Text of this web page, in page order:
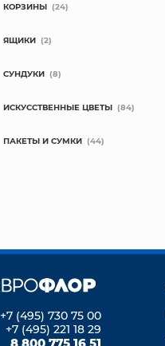
КОРЗИНЫ (24)
ЯЩИКИ (2)
СУНДУКИ (8)
ИСКУССТВЕННЫЕ ЦВЕТЫ (84)
ПАКЕТЫ И СУМКИ (44)
+7 (495) 730 75 00
+7 (495) 221 18 29
8 800 775 16 51